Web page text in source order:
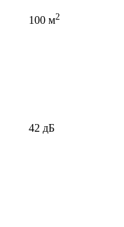
100 м2
42 дБ